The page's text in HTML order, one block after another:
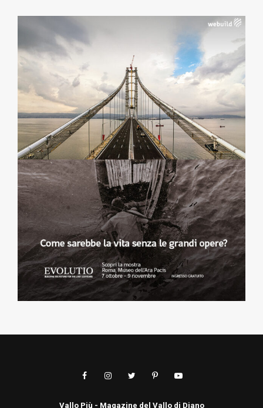
Vallo Più - Magazine del Vallo di Diano